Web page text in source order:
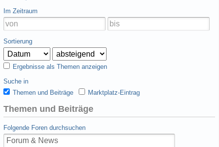
Im Zeitraum
Sortierung
Ergebnisse als Themen anzeigen
Suche in
Themen und Beiträge
Marktplatz-Eintrag
Themen und Beiträge
Folgende Foren durchsuchen